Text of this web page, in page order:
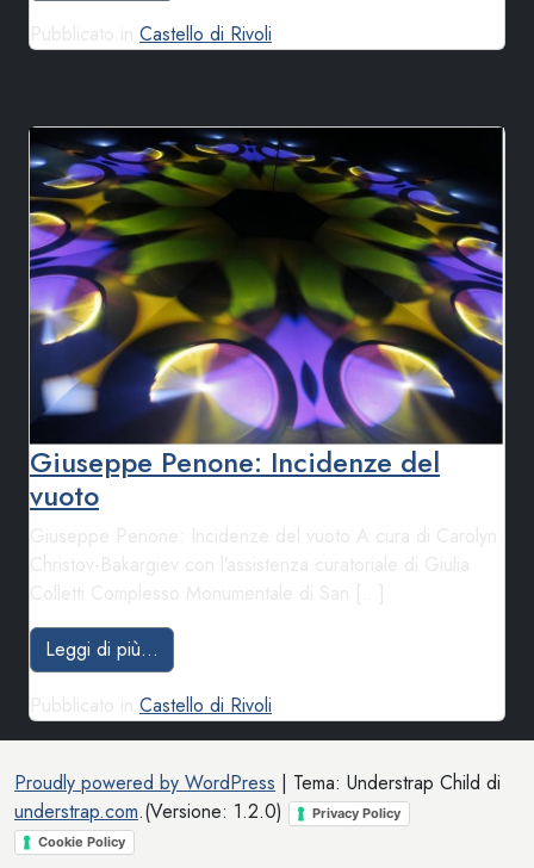
Castello di Rivoli
Giuseppe Penone: Incidenze del
vuoto
Leggi di più…
Castello di Rivoli
Proudly powered by WordPress | Tema: Understrap Child di
understrap.com.(Versione: 1.2.0)
Privacy Policy
Cookie Policy